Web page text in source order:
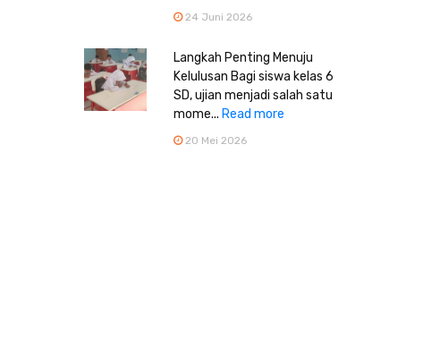
24 Juni 2026
Langkah Penting Menuju
Kelulusan Bagi siswa kelas 6
SD, ujian menjadi salah satu
mome... Read more
20 Mei 2026